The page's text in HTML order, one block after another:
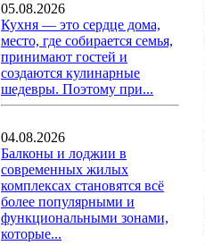
05.08.2026
Кухня — это сердце дома,
место, где собирается семья,
принимают гостей и
создаются кулинарные
шедевры. Поэтому при...
04.08.2026
Балконы и лоджии в
современных жилых
комплексах становятся всё
более популярными и
функциональными зонами,
которые...